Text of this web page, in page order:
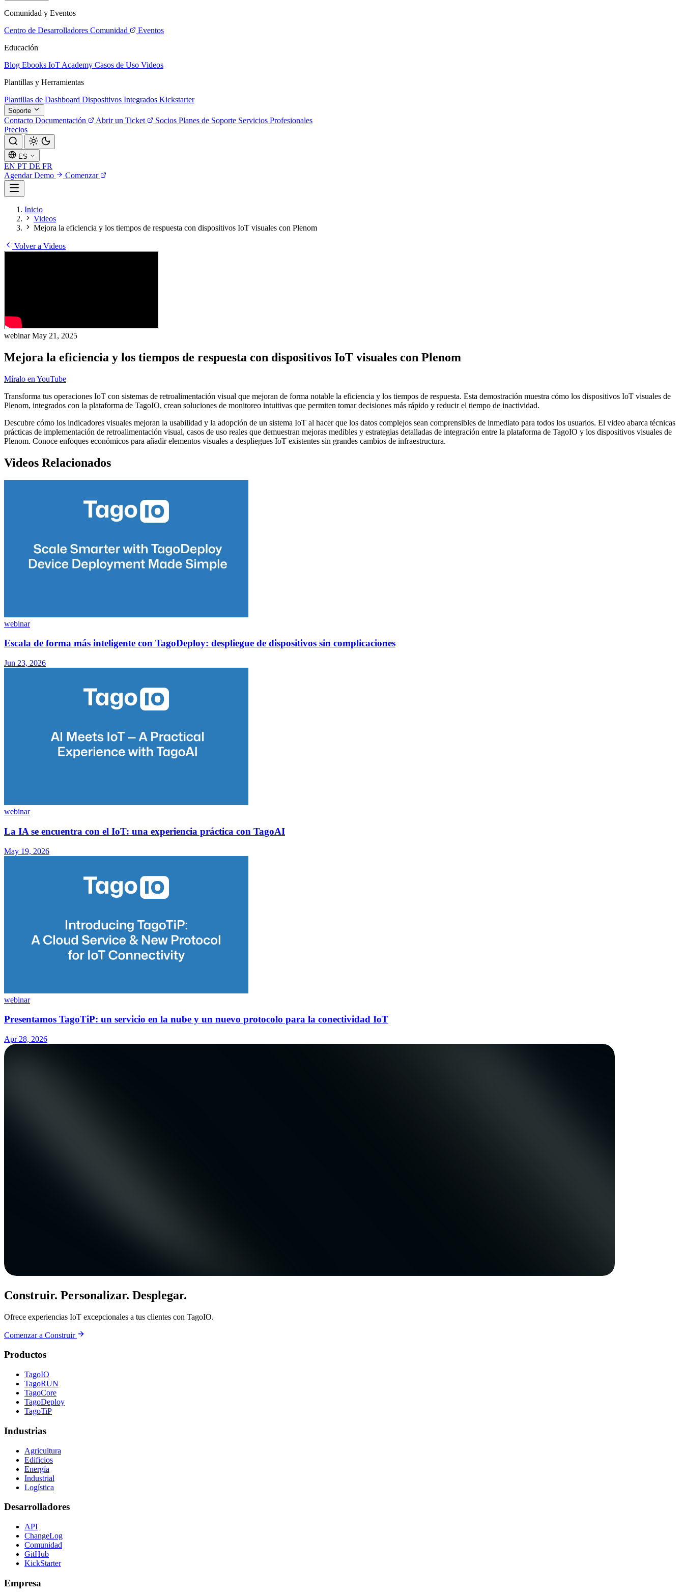
Comunidad y Eventos
Centro de Desarrolladores Comunidad
Eventos
Educación
Blog Ebooks IoT Academy Casos de Uso Videos
Plantillas y Herramientas
Plantillas de Dashboard Dispositivos Integrados Kickstarter
Soporte
Contacto Documentación Abrir un Ticket Socios Planes de Soporte Servicios Profesionales
Precios
ES
EN PT DE FR
Agendar Demo
Comenzar
Inicio
Videos
Mejora la eficiencia y los tiempos de respuesta con dispositivos IoT visuales con Plenom
Volver a Videos
webinarMay 21, 2025
Mejora la eficiencia y los tiempos de respuesta con dispositivos IoT visuales con Plenom
Míralo en YouTube
Transforma tus operaciones IoT con sistemas de retroalimentación visual que mejoran de forma notable la eficiencia y los tiempos de respuesta. Esta demostración muestra cómo los dispositivos IoT visuales de
Plenom, integrados con la plataforma de TagoIO, crean soluciones de monitoreo intuitivas que permiten tomar decisiones más rápido y reducir el tiempo de inactividad.
Descubre cómo los indicadores visuales mejoran la usabilidad y la adopción de un sistema IoT al hacer que los datos complejos sean comprensibles de inmediato para todos los usuarios. El video abarca técnicas
prácticas de implementación de retroalimentación visual, casos de uso reales que demuestran mejoras medibles y estrategias detalladas de integración entre la plataforma de TagoIO y los dispositivos visuales de
Plenom. Conoce enfoques económicos para añadir elementos visuales a despliegues IoT existentes sin grandes cambios de infraestructura.
Videos Relacionados
webinar
Escala de forma más inteligente con TagoDeploy: despliegue de dispositivos sin complicaciones
Jun 23, 2026
webinar
La IA se encuentra con el IoT: una experiencia práctica con TagoAI
May 19, 2026
webinar
Presentamos TagoTiP: un servicio en la nube y un nuevo protocolo para la conectividad IoT
Apr 28, 2026
Construir. Personalizar. Desplegar.
Ofrece experiencias IoT excepcionales a tus clientes con TagoIO.
Comenzar a Construir
Productos
TagoIO
TagoRUN
TagoCore
TagoDeploy
TagoTiP
Industrias
Agricultura
Edificios
Energía
Industrial
Logística
Desarrolladores
API
ChangeLog
Comunidad
GitHub
KickStarter
Empresa